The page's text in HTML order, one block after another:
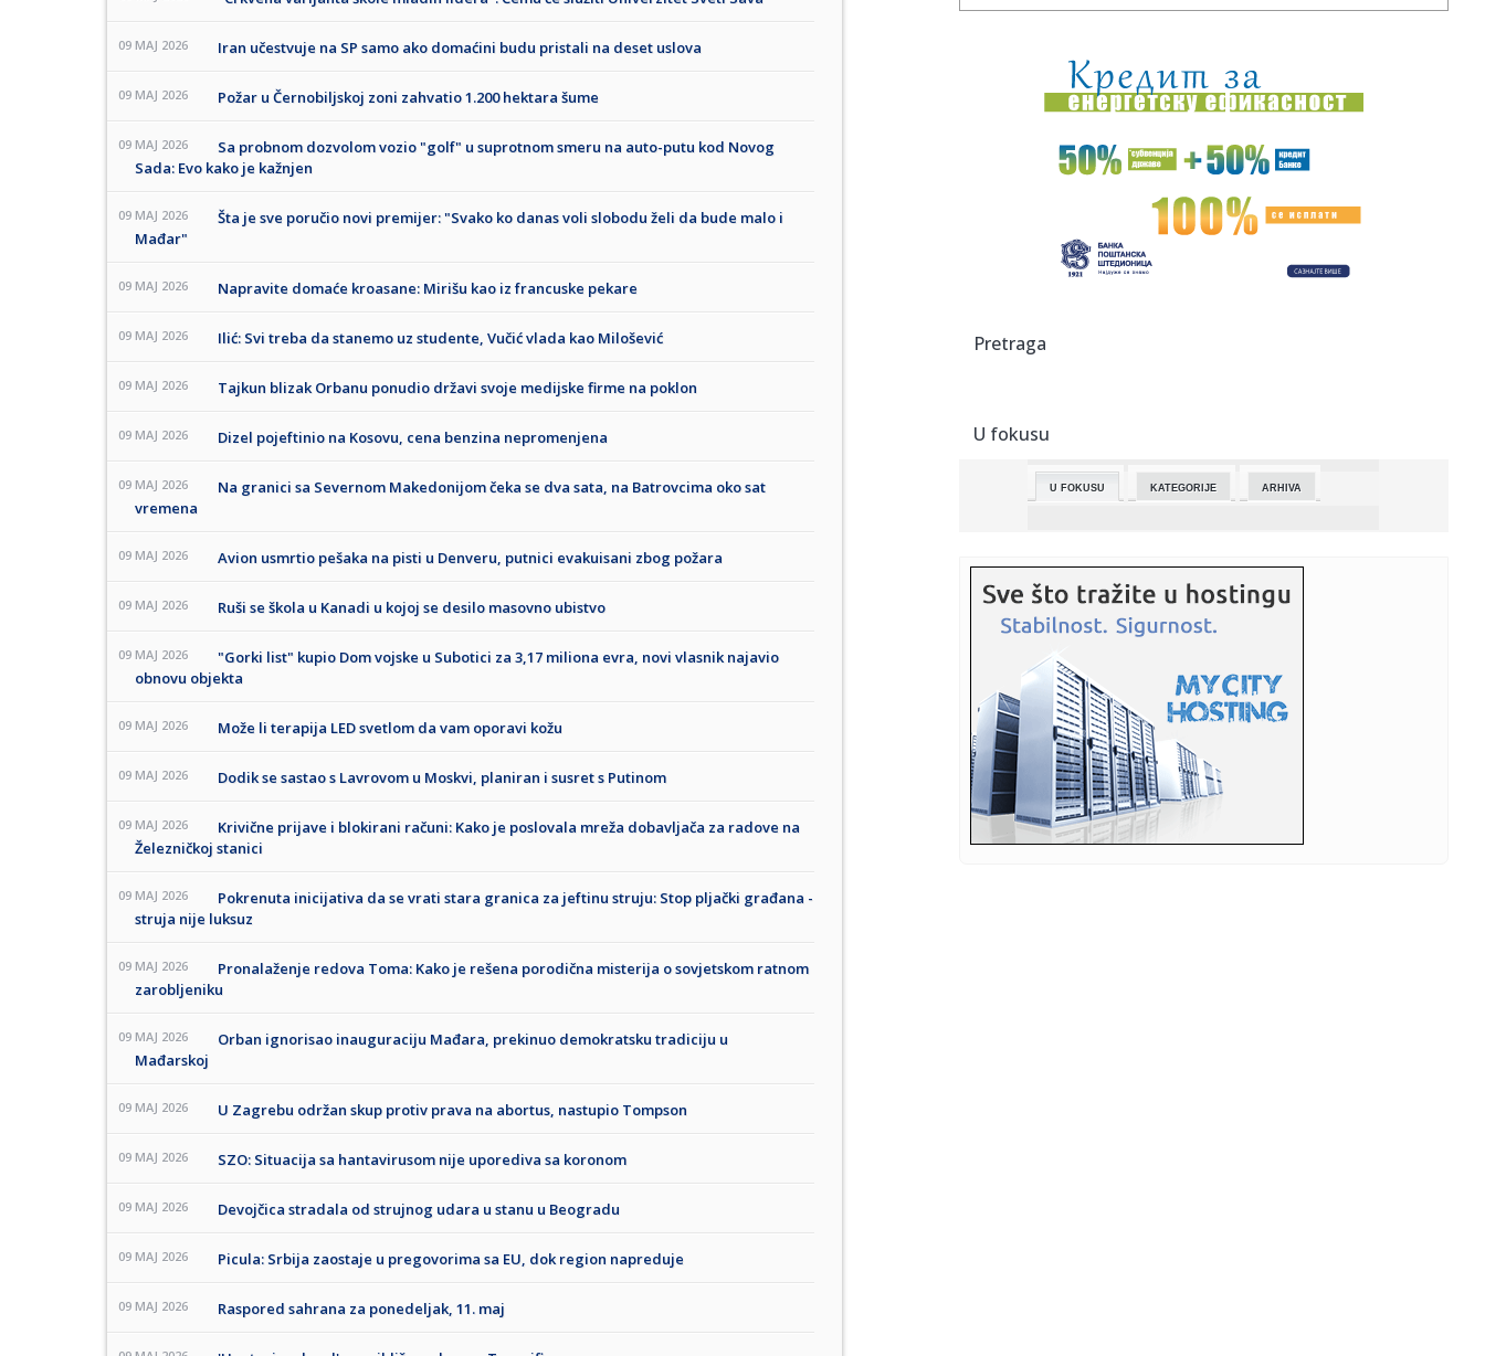
09 MAJ 2026 Iran učestvuje na SP samo ako domaćini budu pristali na deset uslova
09 MAJ 2026 Požar u Černobiljskoj zoni zahvatio 1.200 hektara šume
09 MAJ 2026
Sa probnom dozvolom vozio "golf" u suprotnom smeru na auto-putu kod Novog
Sada: Evo kako je kažnjen
09 MAJ 2026
Šta je sve poručio novi premijer: "Svako ko danas voli slobodu želi da bude malo i
Mađar"
09 MAJ 2026 Napravite domaće kroasane: Mirišu kao iz francuske pekare
09 MAJ 2026 Ilić: Svi treba da stanemo uz studente, Vučić vlada kao Milošević
09 MAJ 2026 Tajkun blizak Orbanu ponudio državi svoje medijske firme na poklon
09 MAJ 2026 Dizel pojeftinio na Kosovu, cena benzina nepromenjena
09 MAJ 2026
Na granici sa Severnom Makedonijom čeka se dva sata, na Batrovcima oko sat
vremena
09 MAJ 2026 Avion usmrtio pešaka na pisti u Denveru, putnici evakuisani zbog požara
09 MAJ 2026 Ruši se škola u Kanadi u kojoj se desilo masovno ubistvo
09 MAJ 2026
"Gorki list" kupio Dom vojske u Subotici za 3,17 miliona evra, novi vlasnik najavio
obnovu objekta
09 MAJ 2026 Može li terapija LED svetlom da vam oporavi kožu
09 MAJ 2026 Dodik se sastao s Lavrovom u Moskvi, planiran i susret s Putinom
09 MAJ 2026
Krivične prijave i blokirani računi: Kako je poslovala mreža dobavljača za radove na
Železničkoj stanici
09 MAJ 2026
Pokrenuta inicijativa da se vrati stara granica za jeftinu struju: Stop pljački građana -
struja nije luksuz
09 MAJ 2026
Pronalaženje redova Toma: Kako je rešena porodična misterija o sovjetskom ratnom
zarobljeniku
09 MAJ 2026
Orban ignorisao inauguraciju Mađara, prekinuo demokratsku tradiciju u
Mađarskoj
09 MAJ 2026 U Zagrebu održan skup protiv prava na abortus, nastupio Tompson
09 MAJ 2026 SZO: Situacija sa hantavirusom nije uporediva sa koronom
09 MAJ 2026 Devojčica stradala od strujnog udara u stanu u Beogradu
09 MAJ 2026 Picula: Srbija zaostaje u pregovorima sa EU, dok region napreduje
09 MAJ 2026 Raspored sahrana za ponedeljak, 11. maj
00:13:Šef Peugeota potvrdio da su blizu proizvodnje novog GTi
modela
23:57:Uzbuna zbog nobelovke! Dva puta izgubila svest,
saradnici opet tr...
DŽEKPOT: Evo ko će imati prvog pika na NBA draftu!
23:46:Karl Bilt: Funkcija visokog predstavnika u BiH prevazišla
Porodični...
23:43:
23:33: Mladi košarkaši Mege osvojili titulu u Juniorskoj ligi Srbije
23:22:Ima čak dva dizelska BMW-a s ogromnom kilometražom:
Kako su pre...
23:18:Nova FBI dokumenta o vanzemaljcima: Mala bića izlazila iz
neiden...
23:05:Jeziva scena na polumaratonu! Helikopter sleteo nasred
trke, devo...
23:05:BARSELONA JE ŠAMPION ŠPANIJE: Katalonci srušili Real u „El
Pretraga
U fokusu
U FOKUSU KATEGORIJE ARHIVA